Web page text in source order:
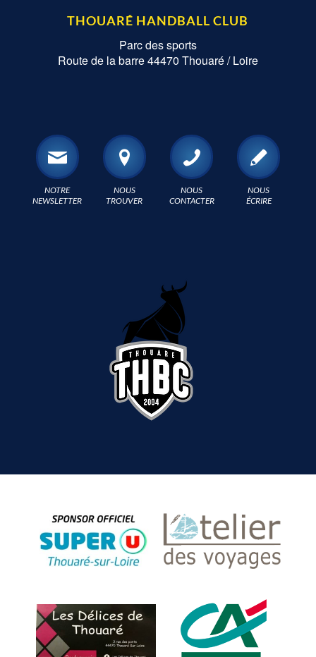
THOUARÉ HANDBALL CLUB
Parc des sports
Route de la barre 44470 Thouaré / Loire
NOTRE
NEWSLETTER
NOUS
TROUVER
NOUS
CONTACTER
NOUS
ÉCRIRE